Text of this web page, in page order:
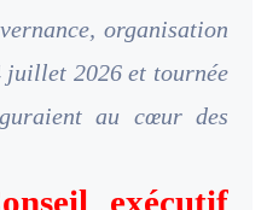
organisation
juillet 2026 et tournée
au cœur des
exécutif